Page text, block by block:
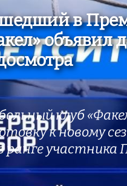
в
объявил
клуб
к новому
ранге участника